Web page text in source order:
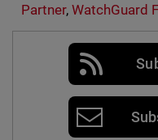
Partner, WatchGuard